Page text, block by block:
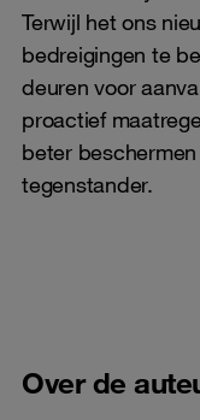
Terwijl het ons
bedreigingen te
deuren voor
proactief
beter
tegenstander.
Over de